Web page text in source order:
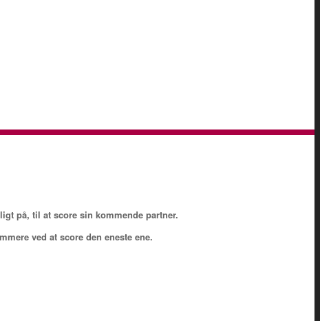
på, til at score sin kommende partner.
ved at score den eneste ene.